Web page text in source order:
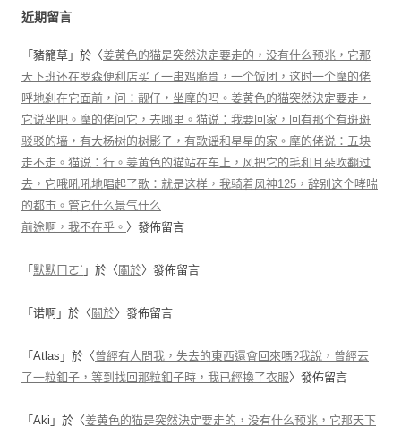
近期留言
「 豬籠草 」於〈姜黄色的猫是突然決定要走的，没有什么预兆，它那
天下班还在罗森便利店买了一串鸡脆骨，一个饭团，这时一个摩的佬
呼地刹在它面前，问：靓仔，坐摩的吗。姜黄色的猫突然決定要走，
它说坐吧。摩的佬问它，去哪里。猫说：我要回家，回有那个有斑斑
驳驳的墙，有大杨树的树影子，有歌谣和星星的家。摩的佬说：五块
走不走。猫说：行。姜黄色的猫站在车上，风把它的毛和耳朵吹翻过
去，它哦吼吼地唱起了歌：就是这样，我骑着风神125，辞别这个哮喘
的都市。管它什么景气什么
前途啊，我不在乎。 〉發佈留言
「 默默ㄇㄛˋ 」於〈 關於〉發佈留言
「 诺啊 」於〈 關於〉發佈留言
「 Atlas 」於〈曾經有人問我，失去的東西還會回來嗎?我說，曾經丟
了一粒釦子，等到找回那粒釦子時，我已經換了衣服〉發佈留言
「 Aki 」於〈姜黄色的猫是突然決定要走的，没有什么预兆，它那天下